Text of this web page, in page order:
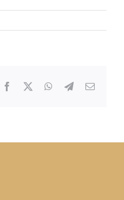
Facebook WhatsApp
Telegram
E-